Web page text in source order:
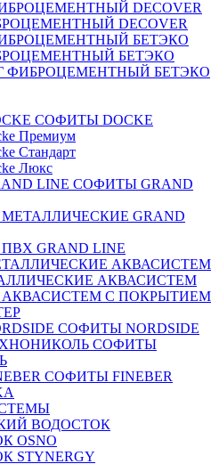
DECOVER
БЕТЭКО
ФИБРОЦЕМЕНТНЫЙ БЕТЭКО
СОФИТЫ DOCKE
Премиум
Стандарт
Люкс
СОФИТЫ GRAND
GRAND
GRAND LINE
АКВАСИСТЕМ
С ПОКРЫТИЕМ
СОФИТЫ NORDSIDE
СОФИТЫ
СОФИТЫ FINEBER
ВОДОСТОК
OSNO
STYNERGY